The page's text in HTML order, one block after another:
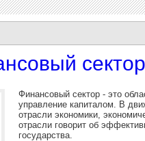
сектор
Финансовый сектор - это
управление капиталом. В
отрасли экономики,
отрасли говорит об
государства.